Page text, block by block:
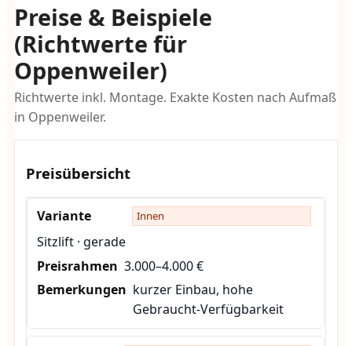
Preise & Beispiele
(Richtwerte für
Oppenweiler)
Richtwerte inkl. Montage. Exakte Kosten nach Aufmaß
in Oppenweiler.
Preisübersicht
Innen
Sitzlift · gerade
3.000–4.000 €
kurzer Einbau, hohe
Gebraucht-Verfügbarkeit